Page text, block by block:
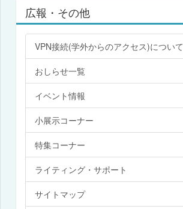
広報・その他
VPN接続(学外からのアクセス)について
おしらせ一覧
イベント情報
小展示コーナー
特集コーナー
ライティング・サポート
サイトマップ